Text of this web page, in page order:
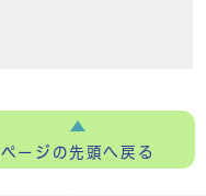
ページの先頭へ戻る